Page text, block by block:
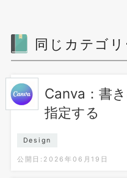
同じカテゴ
Canva：書
指定する
Design
公開日:2026年06月19日